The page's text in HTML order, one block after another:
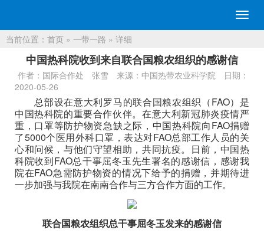
切
换
当前位置： 首页 » 一带一路 » 详细
中国热科院收到来自联合国粮农组织的感谢信
作者：国际合作处 张雪 来源：中国热带农业科学院
日期：
2020-05-26
总部设在意大利罗马的联合国粮农组织（FAO）是
中国热科院的重要合作伙伴。在意大利新冠肺炎疫情严
重，口罩等防护物资急缺之际，中国热科院向FAO捐赠
了5000个医用外科口罩，表达对FAO总部工作人员的关
心和问候，与他们守望相助，共同抗疫。日前，中国热
科院收到FAO总干事屈冬玉先生署名的感谢信，感谢我
院在FAO急需防护物资的情况下给予的捐赠，并期待进
一步加强与我院在南南合作与三方合作方面的工作。
联合国粮农组织总干事屈冬玉发来的感谢信